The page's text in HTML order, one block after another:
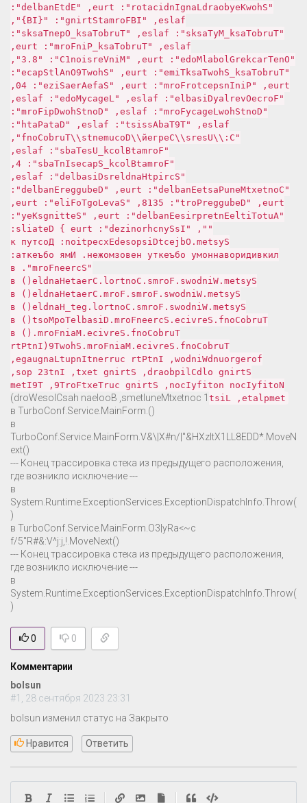
"ShowKeyboardLangIndicator": true, "EdtEnabled":
false, "IBFormatString": "{IB}",
"TurboTask_MyTasks": false, "TurboTask_OpenTasks":
false, "TurboTask_PinForm": true,
"OneTrackerGlobalMode": true, "MinVersion1C": "8.3",
"TurboTask_ShowTaskTime": true, "ShowT9OnAltSpace":
true, "PinInspectorForm": true, "SafeAreaSize": 40,
"ForceOverlayDisable": false, "LegacyMode": false,
"DontShowLegacyForm": false, "DontShowDpiForm":
false, "T9TabAssist": false, "DataPath":
"C:\\Users\\Сергей\\Documents\\TurboConf",
"FormatBlock_UseTabs": false,
"FormatBlock_SpacesInTabs": 4,
"ScriptHandlersDisabled": false,
"ContextMenuPasteEnabled": true, "DebuggerEnabled":
true, "DebuggerPort": 5318, "SaveLogToFile": true,
"AutoTitleEnterpriseEnabled": true, "SettingsKey":
"", "IsSynchronized": true } Details:
System.ObjectDisposedException: Доступ к
ликвидированному объекту невозможен. Имя объекта:
"ScreenForm". в
System.Windows.Forms.Control.CreateHandle() в
System.Windows.Forms.Form.CreateHandle() в
System.Windows.Forms.Control.get_Handle() в
TurboConf.Service.ScreenForm.DisableTopMost() в
TurboConf.Service.MainForm.ShowT9(IntPtr
foregroundWindow, IntPtr currentInputLanguage,
String oldClipboard, String text, Int32 pos,
NotifyIcon notifyIcon, String curTextForT9, T9Item
template, List
1 contextMenuItems, Boolean hasCloseWord)
в
TurboConf.Service.MainForm.V&\|X#n/|"&HXzltX1LL8EDD*.MoveN
ext()
--- Конец трассировка стека из предыдущего расположения,
где возникло исключение ---
в
System.Runtime.ExceptionServices.ExceptionDispatchInfo.Throw(
)
в TurboConf.Service.MainForm.O3|yRa<~c
f/5"R#&:V^j:j,!.MoveNext()
--- Конец трассировка стека из предыдущего расположения,
где возникло исключение ---
в
System.Runtime.ExceptionServices.ExceptionDispatchInfo.Throw(
)
0 0
Комментарии
bolsun
#1, 28 сентября 2023 23:31
bolsun изменил статус на Закрыто
Нравится Ответить